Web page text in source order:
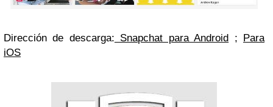
Dirección de descarga: Snapchat para Android ; Para
iOS